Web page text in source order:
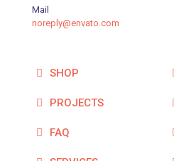
Mail
noreply@envato.com
SHOP
PROJECTS
FAQ